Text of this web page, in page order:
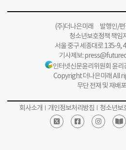
(주)더나은미래 발행인/
청소년보호정책 책임
서울 중구 세종대로 135-9,
기사제보:
인터넷신문윤리위원회 윤리
Copyright 더나은미래 All
무단 전재 및 재배
회사소개 개인정보처리방침 청소년보